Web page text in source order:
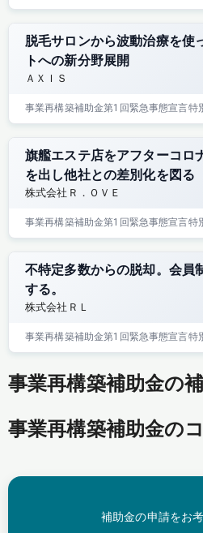
脱毛サロンから波動治療を使
トへの新分野展開
ＡＸＩＳ
事業再構築補助金第1回緊急事態宣言特
旗艦エステ店をアフターコロ
を出し他社との差別化を図る
株式会社Ｒ．ＯＶＥ
事業再構築補助金第1回緊急事態宣言特
不特定多数からの脱却。会員
する。
株式会社ＲＬ
事業再構築補助金第1回緊急事態宣言特
事業再構築補助金の
事業再構築補助金の
補助金の申請をお